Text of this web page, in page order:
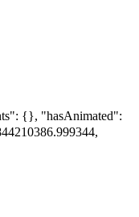
{}, "hasAnimated":